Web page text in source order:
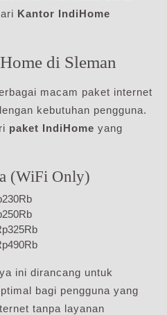
Kantor IndiHome
di Sleman
macam paket internet
kebutuhan pengguna.
paket IndiHome yang
(WiFi Only)
ini dirancang untuk
bagi pengguna yang
tanpa layanan